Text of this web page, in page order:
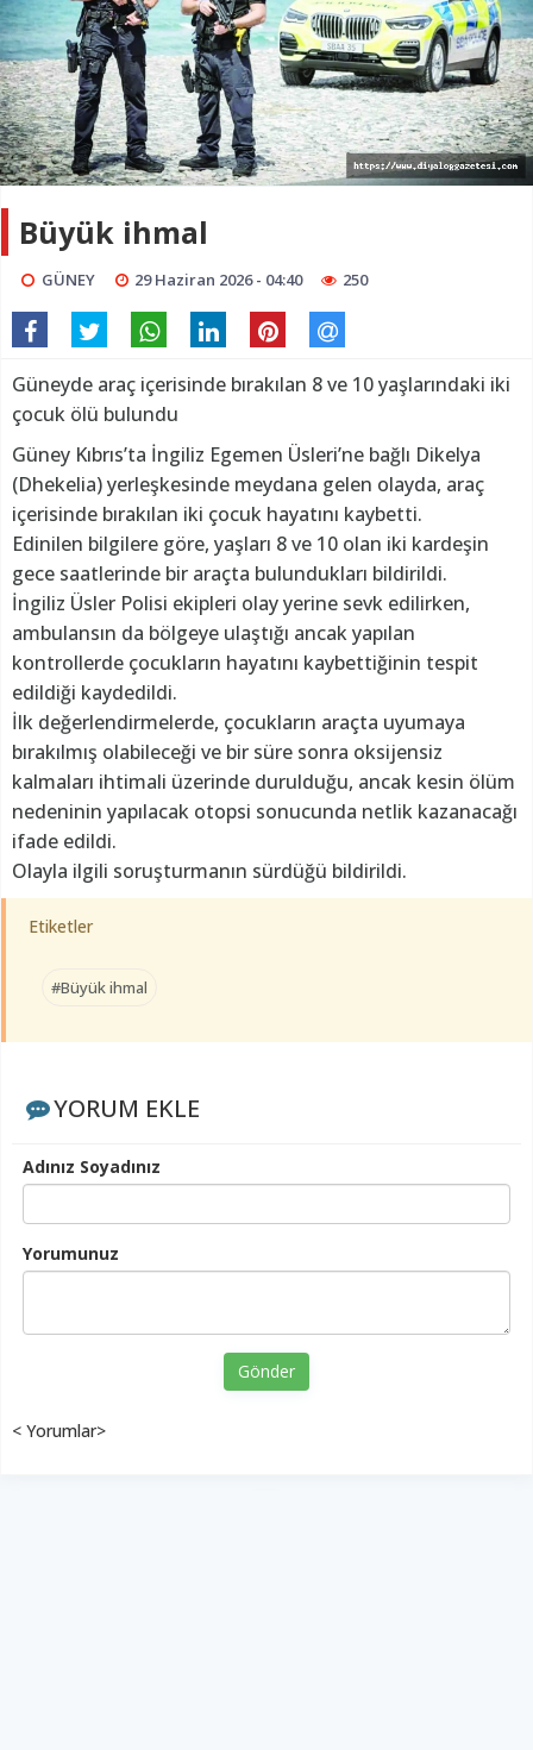
Büyük ihmal
GÜNEY 29 Haziran 2026 - 04:40 250
Güneyde araç içerisinde bırakılan 8 ve 10 yaşlarındaki iki
çocuk ölü bulundu
Güney Kıbrıs’ta İngiliz Egemen Üsleri’ne bağlı Dikelya
(Dhekelia) yerleşkesinde meydana gelen olayda, araç
içerisinde bırakılan iki çocuk hayatını kaybetti.
Edinilen bilgilere göre, yaşları 8 ve 10 olan iki kardeşin
gece saatlerinde bir araçta bulundukları bildirildi.
İngiliz Üsler Polisi ekipleri olay yerine sevk edilirken,
ambulansın da bölgeye ulaştığı ancak yapılan
kontrollerde çocukların hayatını kaybettiğinin tespit
edildiği kaydedildi.
İlk değerlendirmelerde, çocukların araçta uyumaya
bırakılmış olabileceği ve bir süre sonra oksijensiz
kalmaları ihtimali üzerinde durulduğu, ancak kesin ölüm
nedeninin yapılacak otopsi sonucunda netlik kazanacağı
ifade edildi.
Olayla ilgili soruşturmanın sürdüğü bildirildi.
Etiketler
#Büyük ihmal
YORUM EKLE
Adınız Soyadınız
Yorumunuz
Gönder
< Yorumlar>